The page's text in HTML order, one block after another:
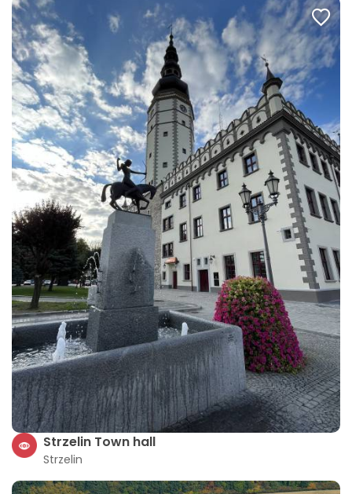
Strzelin Town hall
Strzelin